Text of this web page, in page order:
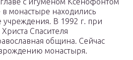
монастыре находились
В 1992 г. при
Спасителя
община. Сейчас
монастыря.